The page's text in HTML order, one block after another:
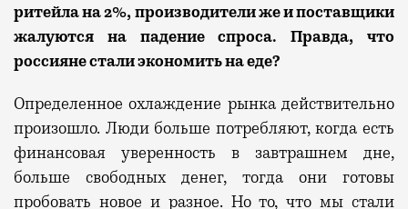
ритейлана2%, производителижеи поставщики
жалуются на падение спроса.Правда, что
россиянесталиэкономить на еде?
Определенное охлаждение рынка действительно
произошло. Люди больше потребляют, когда есть
финансовая уверенность в завтрашнем дне,
больше свободных денег, тогда они готовы
пробовать новое и разное. Но то, что мы стали